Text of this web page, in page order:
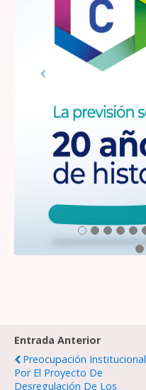
Entrada Anterior
Preocupación Institucional
Por El Proyecto De
Desregulación De Los